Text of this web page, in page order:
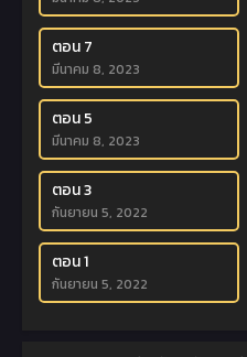
ตอน 7
มีนาคม 8, 2023
ตอน 5
มีนาคม 8, 2023
ตอน 3
กันยายน 5, 2022
ตอน 1
กันยายน 5, 2022